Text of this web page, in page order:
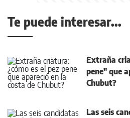
Te puede interesar...
Extraña
pene" que
Chubut?
Las seis